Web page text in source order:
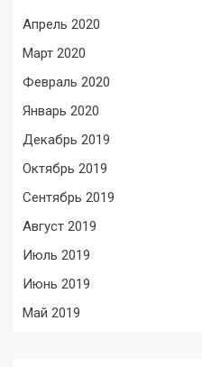
Апрель 2020
Март 2020
Февраль 2020
Январь 2020
Декабрь 2019
Октябрь 2019
Сентябрь 2019
Август 2019
Июль 2019
Июнь 2019
Май 2019